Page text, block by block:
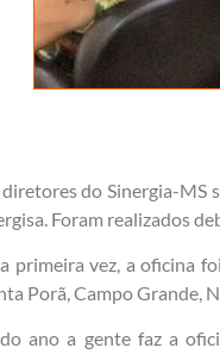
do Sinergia-MS
Foram realizados
primeira vez, a oficina
Porã, Campo Grande,
ano a gente faz a